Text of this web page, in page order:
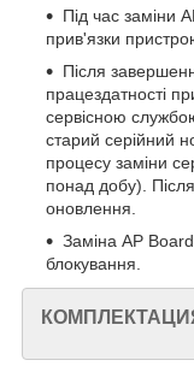
Під час заміни
прив'язки
Після
працездатності
сервісною
старий серійний
процесу заміни
понад добу).
оновлення.
Заміна AP
блокування.